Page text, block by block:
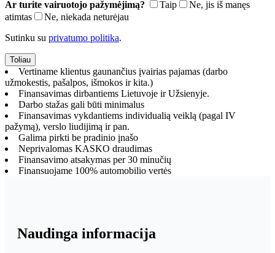
Ar turite vairuotojo pažymėjimą? Taip
Ne, jis iš manęs
atimtas
Ne, niekada neturėjau
Sutinku su privatumo politika.
Vertiname klientus gaunančius įvairias pajamas (darbo
užmokestis, pašalpos, išmokos ir kita.)
Finansavimas dirbantiems Lietuvoje ir Užsienyje.
Darbo stažas gali būti minimalus
Finansavimas vykdantiems individualią veiklą (pagal IV
pažymą), verslo liudijimą ir pan.
Galima pirkti be pradinio įnašo
Neprivalomas KASKO draudimas
Finansavimo atsakymas per 30 minučių
Finansuojame 100% automobilio vertės
Naudinga informacija